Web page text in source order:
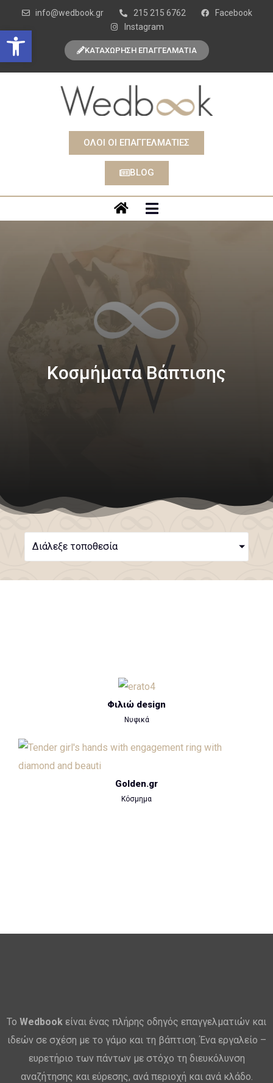
Open toolbar
info@wedbook.gr 215 215 6762
Facebook
Instagram
ΚΑΤΑΧΩΡΗΣΗ ΕΠΑΓΓΕΛΜΑΤΙΑ
ΟΛΟΙ ΟΙ ΕΠΑΓΓΕΛΜΑΤΙΕΣ
BLOG
Κοσμήματα Βάπτισης
Διάλεξε τοποθεσία
Φιλιώ design
Νυφικά
Golden.gr
Κόσμημα
Το Wedbook είναι ένας πλήρης οδηγός επαγγελματιών και
ιδεών σε σχέση με το γάμο και τη βάπτιση. Ένα εργαλείο –
ευρετήριο των πάντων με στόχο τη διευκόλυνση
αναζήτησης και εύρεσης, ανά περιοχή και ανά κλάδο.